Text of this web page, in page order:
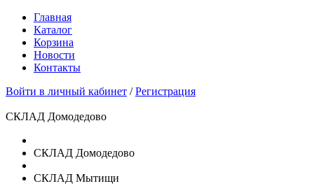
Главная
Каталог
Корзина
Новости
Контакты
Войти в личный кабинет /Регистрация
СКЛАД Домодедово
СКЛАД Домодедово
СКЛАД Мытищи